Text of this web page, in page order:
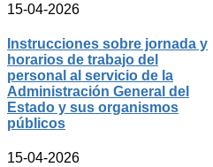
15-04-2026
Instrucciones sobre jornada y
horarios de trabajo del
personal al servicio de la
Administración General del
Estado y sus organismos
públicos
15-04-2026